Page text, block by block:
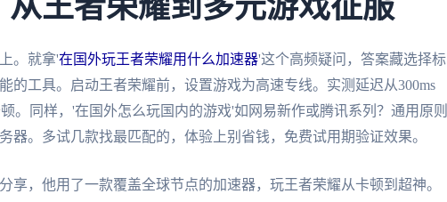
王者荣耀到多元游戏征服
。就拿'在国外玩王者荣耀用什么加速器'这个高频疑问，答案藏选择标
的工具。启动王者荣耀前，设置游戏为高速专线。实测延迟从300ms
。同样，'在国外怎么玩国内的游戏'如网易新作或腾讯系列？通用原则
器。多试几款找最匹配的，体验上别省钱，免费试用期验证效果。
享，他用了一款覆盖全球节点的加速器，玩王者荣耀从卡顿到超神。